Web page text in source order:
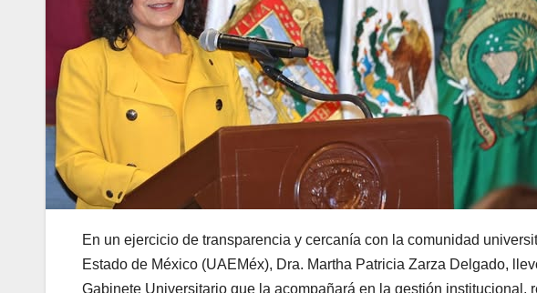
En un ejercicio de transparencia y cercanía con la comunidad
Estado de México (UAEMéx), Dra. Martha Patricia Zarza Delgado,
Gabinete Universitario que la acompañará en la gestión institucional,